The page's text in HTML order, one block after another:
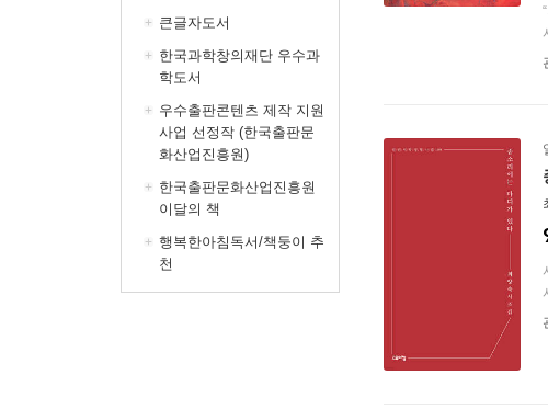
큰글자도서
한국과학창의재단 우수과
학도서
우수출판콘텐츠 제작 지원
사업 선정작 (한국출판문
화산업진흥원)
한국출판문화산업진흥원
이달의 책
행복한아침독서/책둥이 추
천